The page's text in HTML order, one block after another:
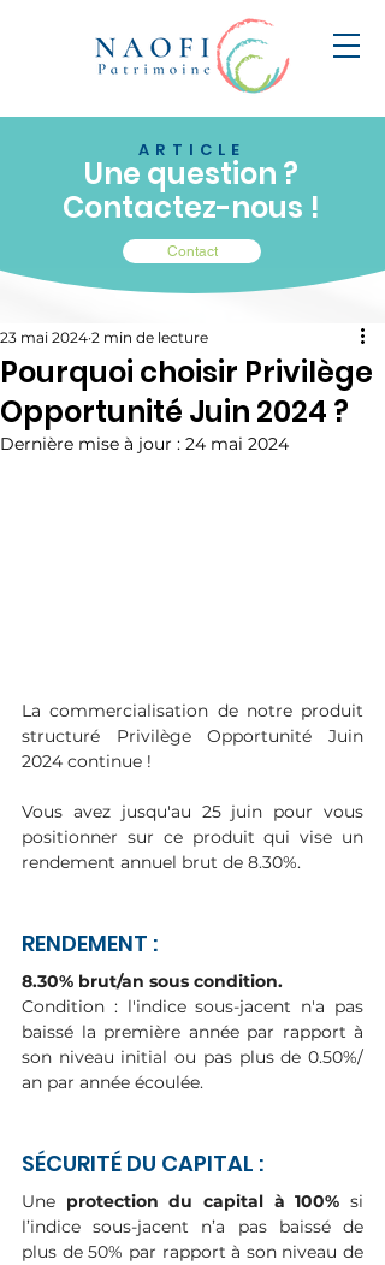
ARTICLE
Une question ?
Contactez-nous !
Contact
Pourquoi choisir Privilège
Opportunité Juin 2024 ?
23 mai 2024 2 min de lecture
Dernière mise à jour : 24 mai 2024
La commercialisation de notre produit
structuré Privilège Opportunité Juin
2024 continue !
Vous avez jusqu'au 25 juin pour vous
positionner sur ce produit qui vise un
rendement annuel brut de 8.30%.
RENDEMENT :
8.30% brut/an sous condition.
Condition : l'indice sous-jacent n'a pas
baissé la première année par rapport à
son niveau initial ou pas plus de 0.50%/
an par année écoulée.
SÉCURITÉ DU CAPITAL :
Une protection du capital à 100% si
l’indice sous-jacent n’a pas baissé de
plus de 50% par rapport à son niveau de